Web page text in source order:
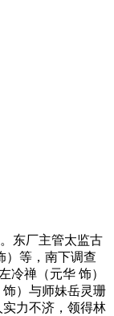
东厂主管太监古
）等，南下调查
冷禅（元华 饰）
）与师妹岳灵珊
实力不济，领得林